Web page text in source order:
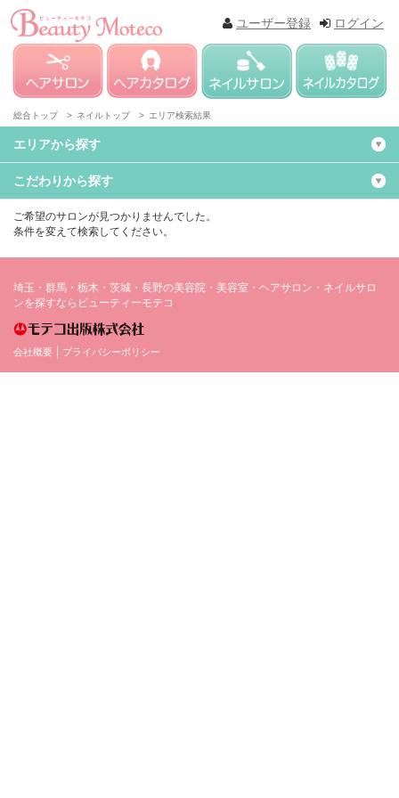
ログイン
ユーザー登録
総合トップ > ネイルトップ > エリア検索結果
エリアから探す
こだわりから探す
ご希望のサロンが見つかりませんでした。
条件を変えて検索してください。
埼玉・群馬・栃木・茨城・長野の美容院・美容室・ヘアサロン・ネイルサロ
ンを探すならビューティーモテコ
会社概要 プライバシーポリシー